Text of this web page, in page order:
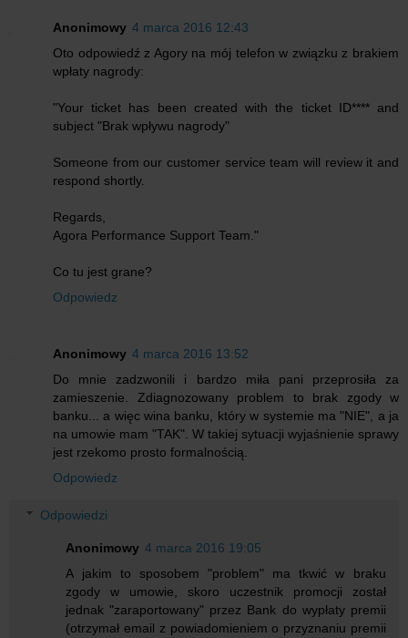
Anonimowy 4 marca 2016 12:43
Oto odpowiedź z Agory na mój telefon w związku z brakiem
wpłaty nagrody:
"Your ticket has been created with the ticket ID**** and
subject "Brak wpływu nagrody"
Someone from our customer service team will review it and
respond shortly.
Regards,
Agora Performance Support Team."
Co tu jest grane?
Odpowiedz
Anonimowy 4 marca 2016 13:52
Do mnie zadzwonili i bardzo miła pani przeprosiła za
zamieszenie. Zdiagnozowany problem to brak zgody w
banku... a więc wina banku, który w systemie ma "NIE", a ja
na umowie mam "TAK". W takiej sytuacji wyjaśnienie sprawy
jest rzekomo prosto formalnością.
Odpowiedz
Odpowiedzi
Anonimowy 4 marca 2016 19:05
A jakim to sposobem "problem" ma tkwić w braku
zgody w umowie, skoro uczestnik promocji został
jednak "zaraportowany" przez Bank do wypłaty premii
(otrzymał email z powiadomieniem o przyznaniu premii